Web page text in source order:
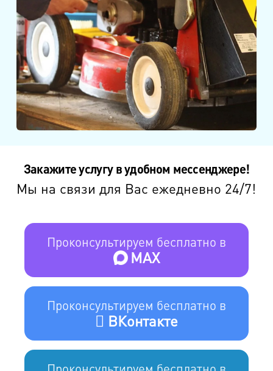
Закажите услугу в удобном мессенджере!
Мы на связи для Вас ежедневно 24/7!
Проконсультируем бесплатно в
MAX
Проконсультируем бесплатно в
ВКонтакте